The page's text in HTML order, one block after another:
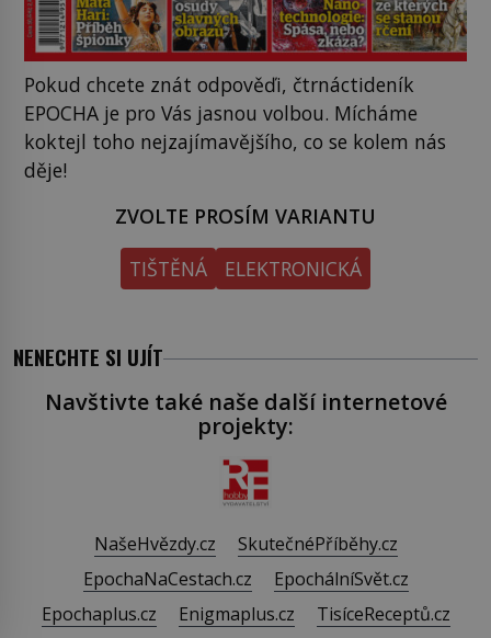
Pokud chcete znát odpověďi, čtrnáctideník
EPOCHA je pro Vás jasnou volbou. Mícháme
koktejl toho nejzajímavějšího, co se kolem nás
děje!
ZVOLTE PROSÍM VARIANTU
TIŠTĚNÁ
ELEKTRONICKÁ
NENECHTE SI UJÍT
Navštivte také naše další internetové
projekty:
NašeHvězdy.cz
SkutečnéPříběhy.cz
EpochaNaCestach.cz
EpochálníSvět.cz
Epochaplus.cz
Enigmaplus.cz
TisíceReceptů.cz